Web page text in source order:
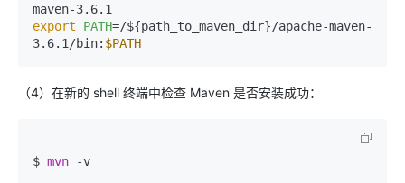
export
PATH=/${path_to_maven_dir}/apache-maven-
3.6.1/bin: $PATH
（4）在新的 shell 终端中检查 Maven 是否安装成功：
$ mvn -v